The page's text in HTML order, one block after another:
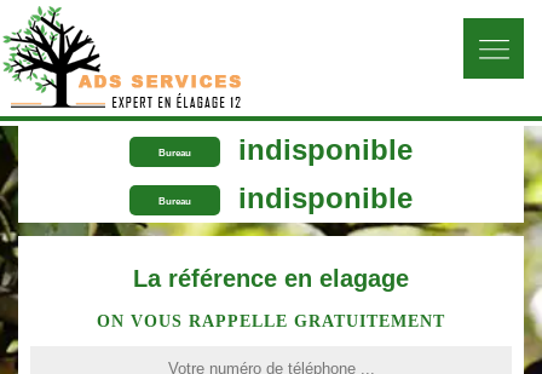
Bureau indisponible
Bureau indisponible
La référence en elagage
ON VOUS RAPPELLE GRATUITEMENT